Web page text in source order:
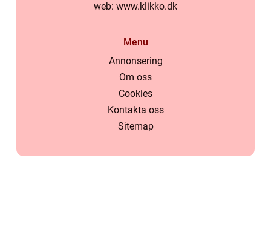
web: www.klikko.dk
Menu
Annonsering
Om oss
Cookies
Kontakta oss
Sitemap